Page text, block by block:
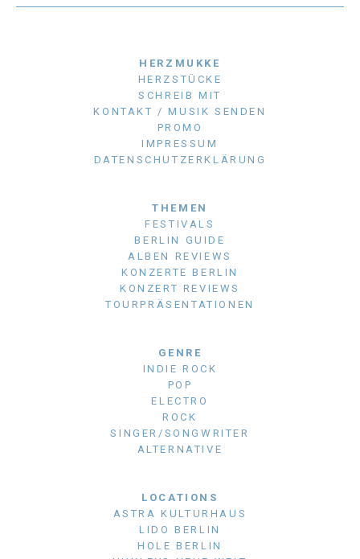
HERZMUKKE
HERZSTÜCKE
SCHREIB MIT
KONTAKT / MUSIK SENDEN
PROMO
IMPRESSUM
DATENSCHUTZERKLÄRUNG
THEMEN
FESTIVALS
BERLIN GUIDE
ALBEN REVIEWS
KONZERTE BERLIN
KONZERT REVIEWS
TOURPRÄSENTATIONEN
GENRE
INDIE ROCK
POP
ELECTRO
ROCK
SINGER/SONGWRITER
ALTERNATIVE
LOCATIONS
ASTRA KULTURHAUS
LIDO BERLIN
HOLE BERLIN